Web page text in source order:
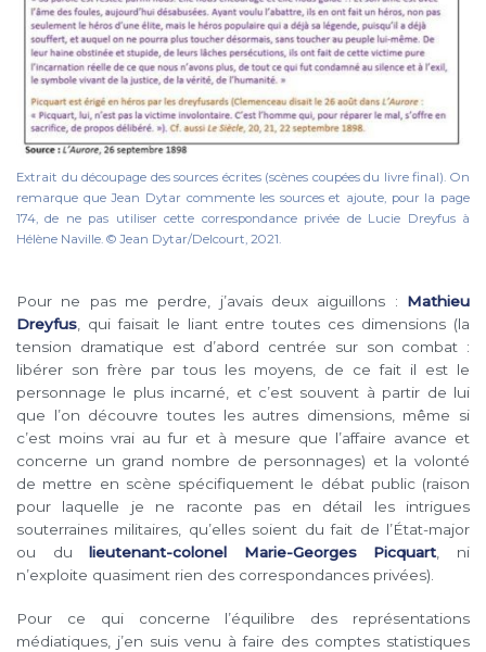
Extrait du découpage des sources écrites (scènes coupées du livre final). On
remarque que Jean Dytar commente les sources et ajoute, pour la page
174, de ne pas utiliser cette correspondance privée de Lucie Dreyfus à
Hélène Naville. © Jean Dytar/Delcourt, 2021.
Pour ne pas me perdre, j’avais deux aiguillons : Mathieu
Dreyfus, qui faisait le liant entre toutes ces dimensions (la
tension dramatique est d’abord centrée sur son combat :
libérer son frère par tous les moyens, de ce fait il est le
personnage le plus incarné, et c’est souvent à partir de lui
que l’on découvre toutes les autres dimensions, même si
c’est moins vrai au fur et à mesure que l’affaire avance et
concerne un grand nombre de personnages) et la volonté
de mettre en scène spécifiquement le débat public (raison
pour laquelle je ne raconte pas en détail les intrigues
souterraines militaires, qu’elles soient du fait de l’État-major
ou dulieutenant-colonel Marie-Georges Picquart, ni
n’exploite quasiment rien des correspondances privées).
Pour ce qui concerne l’équilibre des représentations
médiatiques, j’en suis venu à faire des comptes statistiques